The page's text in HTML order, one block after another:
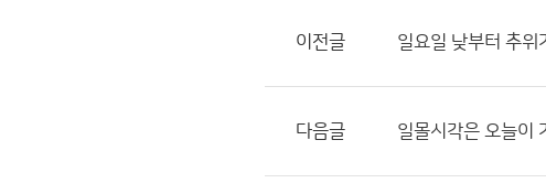
이전글 일요일 낮부터 추위
다음글 일몰시각은 오늘이